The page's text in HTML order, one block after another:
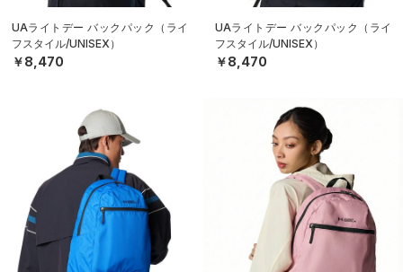
UAライトデー バックパック（ライ
フスタイル/UNISEX）
￥8,470
UAライトデー バックパック（ライ
フスタイル/UNISEX）
￥8,470